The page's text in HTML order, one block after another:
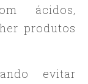
ácidos,
produtos
evitar